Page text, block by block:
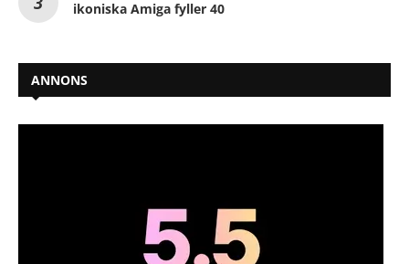
ikoniska Amiga fyller 40
ANNONS